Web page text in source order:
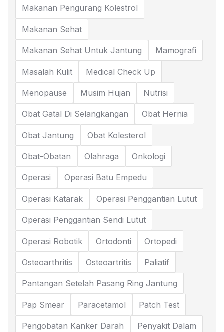
Makanan Pengurang Kolestrol
Makanan Sehat
Makanan Sehat Untuk Jantung Mamografi
Masalah Kulit Medical Check Up
Menopause Musim Hujan Nutrisi
Obat Gatal Di Selangkangan Obat Hernia
Obat Jantung Obat Kolesterol
Obat-Obatan Olahraga Onkologi
Operasi Operasi Batu Empedu
Operasi Katarak Operasi Penggantian Lutut
Operasi Penggantian Sendi Lutut
Operasi Robotik Ortodonti Ortopedi
Osteoarthritis Osteoartritis Paliatif
Pantangan Setelah Pasang Ring Jantung
Pap Smear Paracetamol Patch Test
Pengobatan Kanker Darah Penyakit Dalam